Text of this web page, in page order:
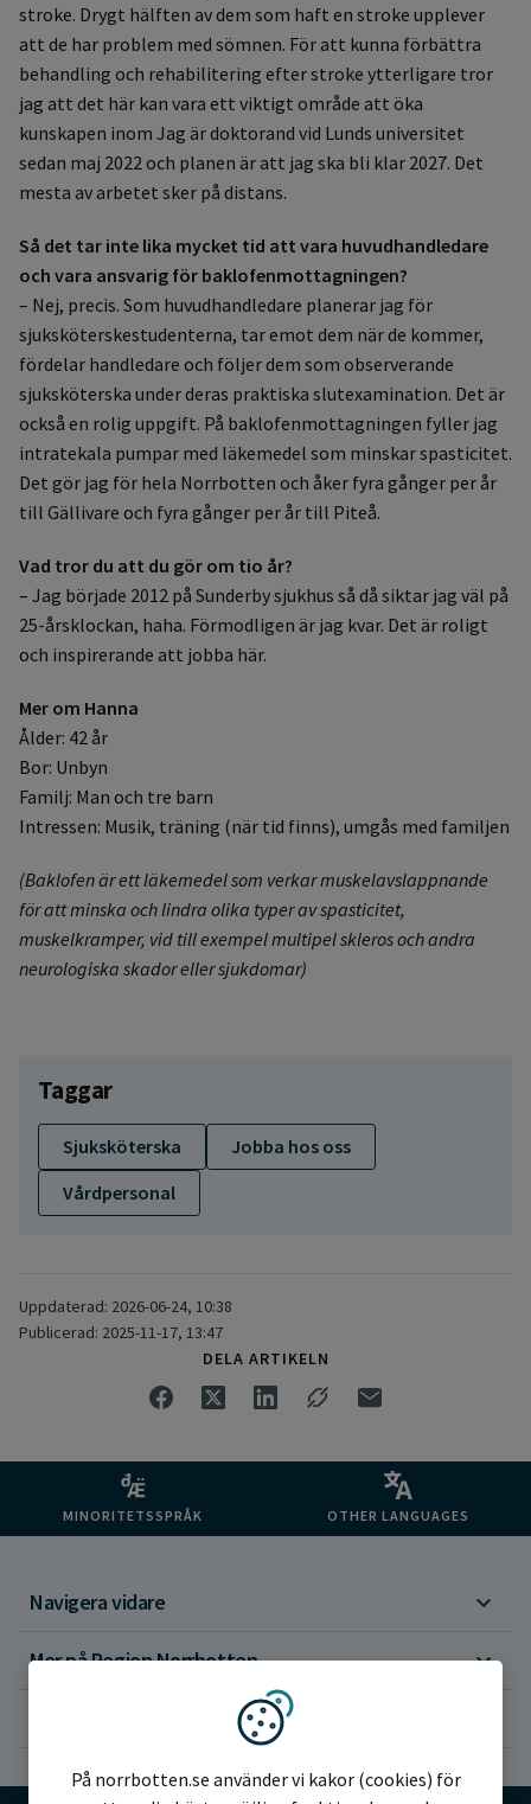
stroke. Drygt hälften av dem som haft en stroke upplever
att de har problem med sömnen. För att kunna förbättra
behandling och rehabilitering efter stroke ytterligare tror
jag att det här kan vara ett viktigt område att öka
kunskapen inom Jag är doktorand vid Lunds universitet
sedan maj 2022 och planen är att jag ska bli klar 2027. Det
mesta av arbetet sker på distans.
Så det tar inte lika mycket tid att vara huvudhandledare
och vara ansvarig för baklofenmottagningen?
– Nej, precis. Som huvudhandledare planerar jag för
sjuksköterskestudenterna, tar emot dem när de kommer,
fördelar handledare och följer dem som observerande
sjuksköterska under deras praktiska slutexamination. Det är
också en rolig uppgift. På baklofenmottagningen fyller jag
intratekala pumpar med läkemedel som minskar spasticitet.
Det gör jag för hela Norrbotten och åker fyra gånger per år
till Gällivare och fyra gånger per år till Piteå.
Vad tror du att du gör om tio år?
– Jag började 2012 på Sunderby sjukhus så då siktar jag väl på
25-årsklockan, haha. Förmodligen är jag kvar. Det är roligt
och inspirerande att jobba här.
Mer om Hanna
Ålder: 42 år
Bor: Unbyn
Familj: Man och tre barn
Intressen: Musik, träning (när tid finns), umgås med familjen
(Baklofen är ett läkemedel som verkar muskelavslappnande
för att minska och lindra olika typer av spasticitet,
muskelkramper, vid till exempel multipel skleros och andra
neurologiska skador eller sjukdomar)
Taggar
Sjuksköterska
Jobba hos oss
Vårdpersonal
Uppdaterad: 2026-06-24, 10:38
Publicerad: 2025-11-17, 13:47
DELA ARTIKELN
MINORITETSSPRÅK OTHER LANGUAGES
Navigera vidare
Mer på Region Norrbotten
Vi använder kakor
På norrbotten.se använder vi kakor (cookies) för